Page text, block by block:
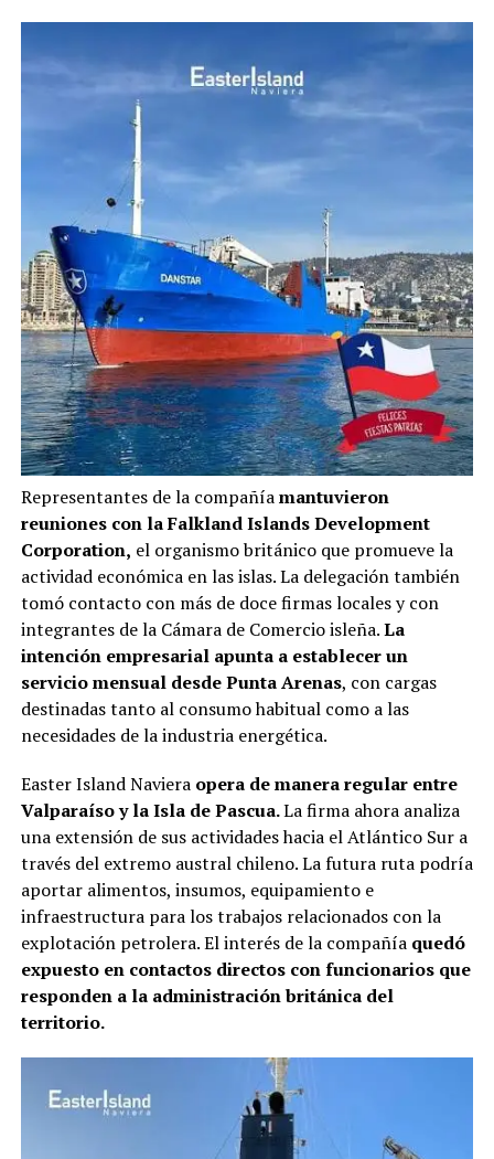
Representantes de la compañíamantuvieron
reuniones con la Falkland Islands Development
Corporation, el organismo británico que promueve la
actividad económica en las islas. La delegación también
tomó contacto con más de doce firmas locales y con
integrantes de la Cámara de Comercio isleña.La
intención empresarial apunta a establecer un
servicio mensual desde Punta Arenas, con cargas
destinadas tanto al consumo habitual como a las
necesidades de la industria energética.
Easter Island Navieraopera de manera regular entre
Valparaíso y la Isla de Pascua.La firma ahora analiza
una extensión de sus actividades hacia el Atlántico Sur a
través del extremo austral chileno. La futura ruta podría
aportar alimentos, insumos, equipamiento e
infraestructura para los trabajos relacionados con la
explotación petrolera. El interés de la compañía quedó
expuesto en contactos directos con funcionarios que
responden a la administración británica del
territorio.